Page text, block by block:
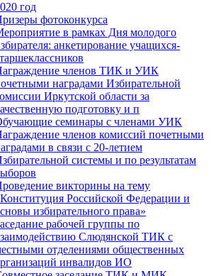
год
фотоконкурса
в рамках Дня молодого
анкетирование учащихся-
членов ТИК и УИК
наградами Избирательной
Иркутской области за
подготовку и п
семинары с членами УИК
членов комиссий почетными
в связи с 20-летием
системы и по результатам
викторины на тему
Российской Федерации и
избирательного права»
рабочей группы по
Слюдянской ТИК с
отделениями общественных
инвалидов ИО